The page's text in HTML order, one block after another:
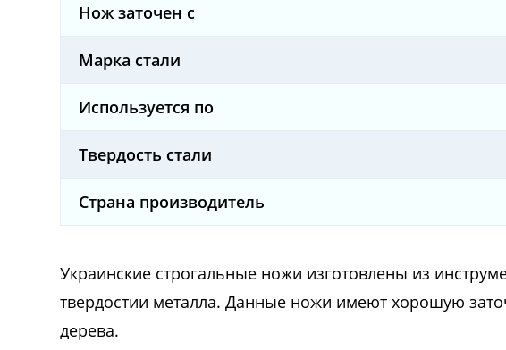
Нож заточен с
Марка стали
Используется по
Твердость стали
Страна производитель
Украинские строгальные ножи изготовлены из
твердостии металла. Данные ножи имеют хорошую
дерева.